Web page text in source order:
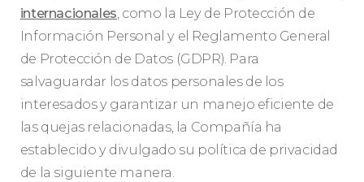
internacionales, como la Ley de Protección de
Información Personal y el Reglamento General
de Protección de Datos (GDPR). Para
salvaguardar los datos personales de los
interesados y garantizar un manejo eficiente de
las quejas relacionadas, la Compañía ha
establecido y divulgado su política de privacidad
de la siguiente manera.